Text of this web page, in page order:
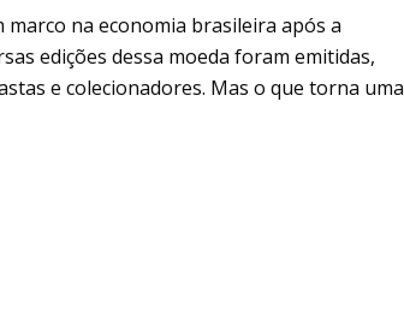
na economia brasileira após a
edições dessa moeda foram emitidas,
e colecionadores. Mas o que torna uma